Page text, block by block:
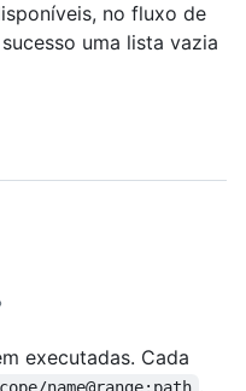
no fluxo de
uma lista vazia
executadas. Cada
name@range:path ,